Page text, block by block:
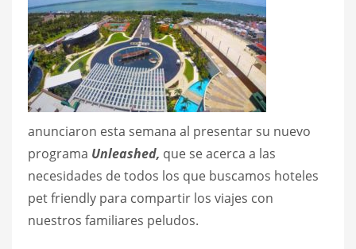
anunciaron esta semana al presentar su nuevo
programa Unleashed, que se acerca a las
necesidades de todos los que buscamos hoteles
pet friendly para compartir los viajes con
nuestros familiares peludos.